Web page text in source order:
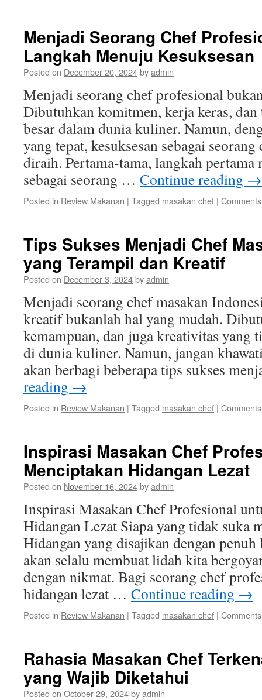
Menjadi Seorang Chef
Langkah Menuju Kesuksesan
Posted on December 20, 2024byadmin
Menjadi seorang chef profesional
Dibutuhkan komitmen, kerja keras, dan
besar dalam dunia kuliner. Namun,
yang tepat, kesuksesan sebagai
diraih. Pertama-tama, langkah pertama
sebagai seorang … Continue reading →
Posted in Review Makanan | Tagged masakan chef |
Tips Sukses Menjadi Chef
yang Terampil dan Kreatif
Posted on December 3, 2024byadmin
Menjadi seorang chef masakan
kreatif bukanlah hal yang mudah.
kemampuan, dan juga kreativitas yang
di dunia kuliner. Namun, jangan
akan berbagi beberapa tips sukses
reading →
Posted in Review Makanan | Tagged masakan chef |
Inspirasi Masakan Chef
Menciptakan Hidangan Lezat
Posted on November 16, 2024byadmin
Inspirasi Masakan Chef Profesional
Hidangan Lezat Siapa yang tidak suka
Hidangan yang disajikan dengan
akan selalu membuat lidah kita
dengan nikmat. Bagi seorang chef
hidangan lezat … Continue reading →
Posted in Review Makanan | Tagged masakan chef |
Rahasia Masakan Chef
yang Wajib Diketahui
Posted on October 29, 2024byadmin